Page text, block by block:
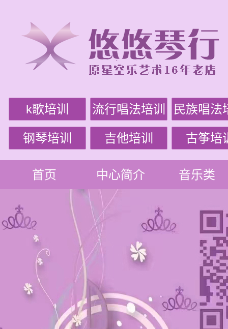
k歌培训 流行唱法培训 民族唱法
钢琴培训 吉他培训 古筝培
首页 中心简介 音乐类